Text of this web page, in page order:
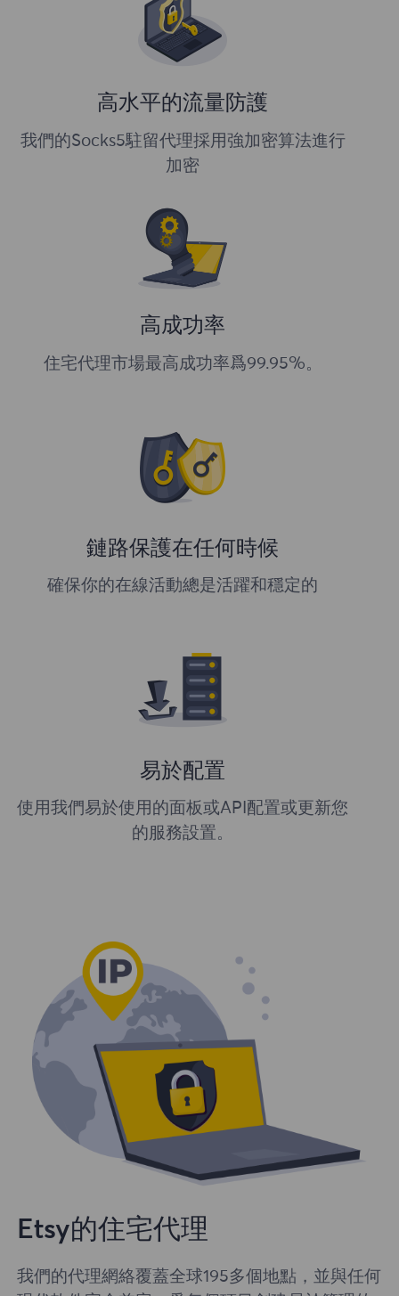
高水平的流量防護
我們的Socks5駐留代理採用強加密算法進行
加密
高成功率
住宅代理市場最高成功率爲99.95%。
鏈路保護在任何時候
確保你的在線活動總是活躍和穩定的
易於配置
使用我們易於使用的面板或API配置或更新您
的服務設置。
Etsy的住宅代理
我們的代理網絡覆蓋全球195多個地點，並與任何